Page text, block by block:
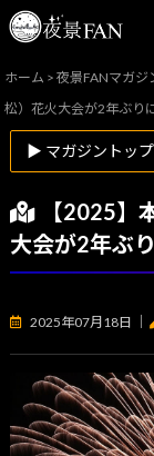
ホーム >夜景FANマガジ
松）花火大会が2年ぶり
▶ マガジントップ
【2025】
大会が2年ぶ
2025年07月18日